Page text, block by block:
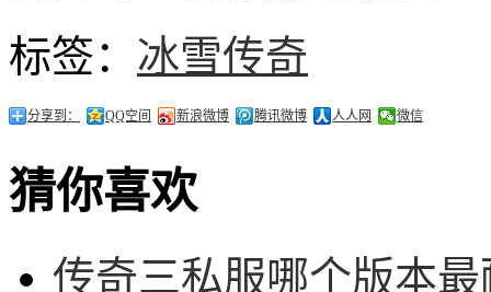
标签： 冰雪传奇
分享到： QQ空间 新浪微博 腾讯微博 人人网 微信
猜你喜欢
传奇三私服哪个版本